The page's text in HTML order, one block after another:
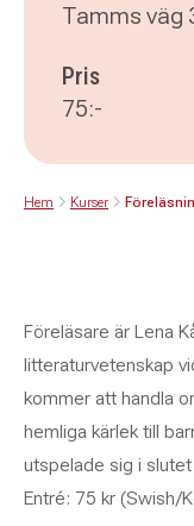
Tamms väg
Pris
75:-
Hem Kurser
Föreläsare är Lena
litteraturvetenskap
kommer att handla
hemliga kärlek till
utspelade sig i
Entré: 75 kr (Swish/